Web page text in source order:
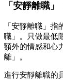
「安靜離職
「安靜離職」
職」。只做最低
額外的情感和心
離」。
進行安靜離職的